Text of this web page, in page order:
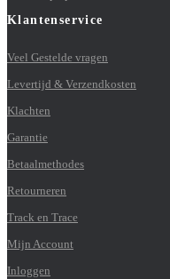
Klantenservice
Veel Gestelde vragen
Levertijd & Verzendkosten
Klachten
Garantie
Betaalmethodes
Retourneren
Track en Trace
Mijn Account
Inloggen